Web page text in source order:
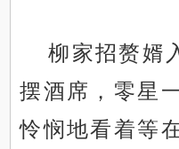
柳家招赘婿
摆酒席，零星
怜悯地看着等